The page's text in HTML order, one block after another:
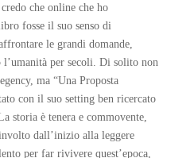
che online che ho
fosse il suo senso di
le grandi domande,
l’umanità per secoli. Di solito non
ma “Una Proposta
con il suo setting ben ricercato
storia è tenera e commovente,
dall’inizio alla leggere
per far rivivere quest’epoca,